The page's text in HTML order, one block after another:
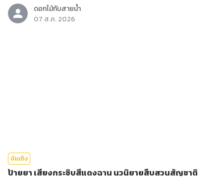
ดอกไม้กับสายน้ำ
07 ส.ค. 2026
บันเทิง
ป้ายยา เสียงกระซิบสีแดงฉาน นวนิยายสืบสวนสัญชาติ